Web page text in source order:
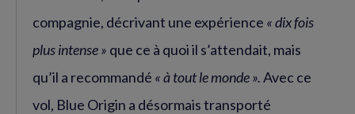
compagnie, décrivant une expérience « dix fois
plus intense » que ce à quoi il s’attendait, mais
qu’il a recommandé « à tout le monde ».Avec ce
vol, Blue Origin a désormais transporté